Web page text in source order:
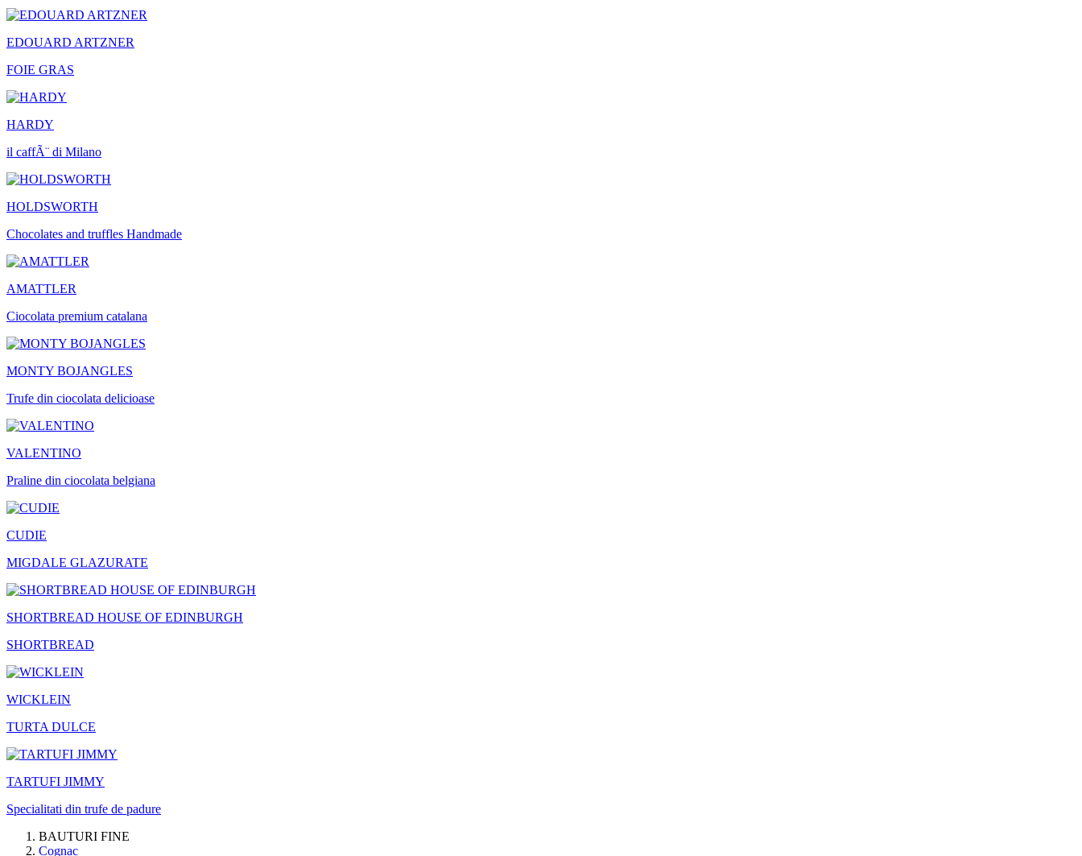
EDOUARD ARTZNER
FOIE GRAS
HARDY
il caffÃ¨ di Milano
HOLDSWORTH
Chocolates and truffles Handmade
AMATTLER
Ciocolata premium catalana
MONTY BOJANGLES
Trufe din ciocolata delicioase
VALENTINO
Praline din ciocolata belgiana
CUDIE
MIGDALE GLAZURATE
SHORTBREAD HOUSE OF EDINBURGH
SHORTBREAD
WICKLEIN
TURTA DULCE
TARTUFI JIMMY
Specialitati din trufe de padure
BAUTURI FINE
Cognac